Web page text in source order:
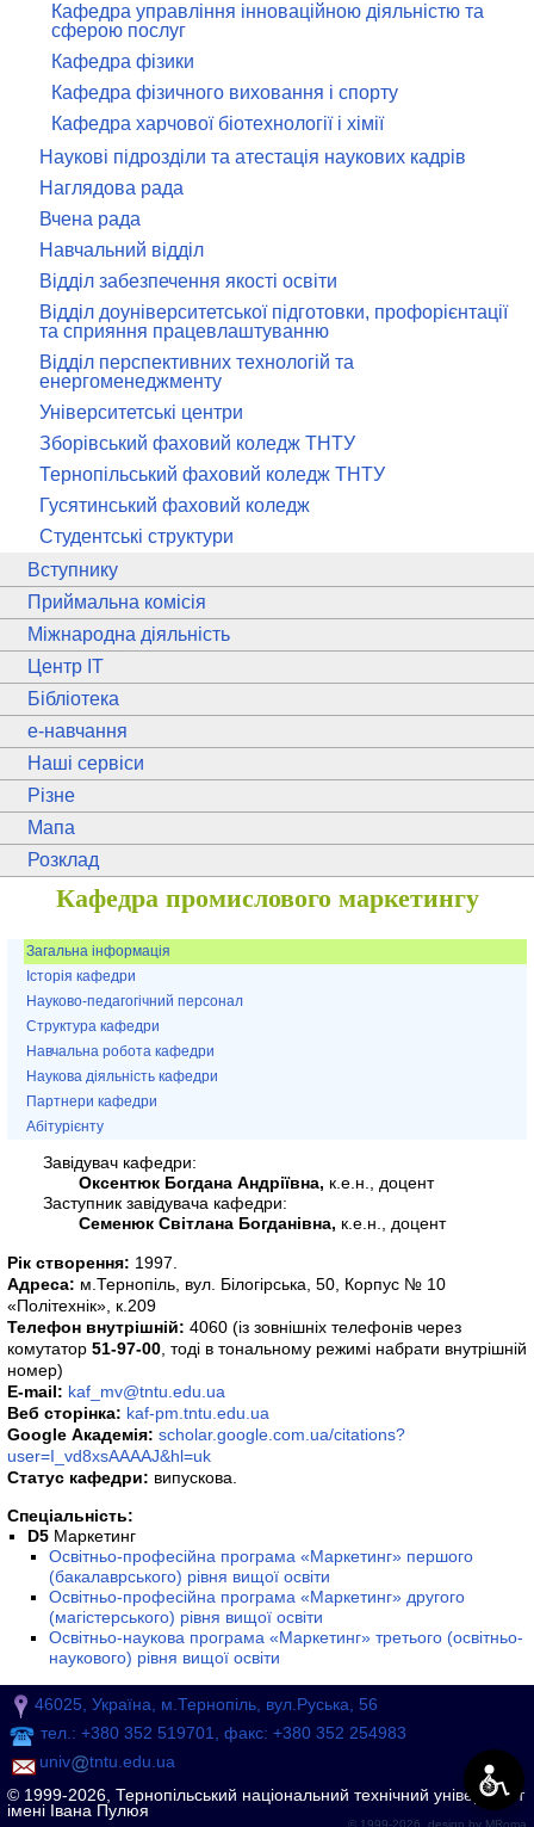
Кафедра управління інноваційною діяльністю та
сферою послуг
Кафедра фізики
Кафедра фізичного виховання і спорту
Кафедра харчової біотехнології і хімії
Наукові підрозділи та атестація наукових кадрів
Наглядова рада
Вчена рада
Навчальний відділ
Відділ забезпечення якості освіти
Відділ доуніверситетської підготовки, профорієнтації
та сприяння працевлаштуванню
Відділ перспективних технологій та
енергоменеджменту
Університетські центри
Зборівський фаховий коледж ТНТУ
Тернопільський фаховий коледж ТНТУ
Гусятинський фаховий коледж
Студентські структури
Вступнику
Приймальна комісія
Міжнародна діяльність
Центр ІТ
Бібліотека
e-навчання
Наші сервіси
Різне
Мапа
Розклад
Кафедра промислового маркетингу
Загальна інформація
Історія кафедри
Науково-педагогічний персонал
Структура кафедри
Навчальна робота кафедри
Наукова діяльність кафедри
Партнери кафедри
Абітурієнту
Завідувач кафедри:
Оксентюк Богдана Андріївна, к.е.н., доцент
Заступник завідувача кафедри:
Семенюк Світлана Богданівна, к.е.н., доцент
Рік створення: 1997.
Адреса: м.Тернопіль, вул. Білогірська, 50, Корпус № 10
«Політехнік», к.209
Телефон внутрішній: 4060 (із зовнішніх телефонів через
комутатор 51-97-00 , тоді в тональному режимі набрати внутрішній
номер)
E-mail: kaf_mv@tntu.edu.ua
Веб сторінка: kaf-pm.tntu.edu.ua
Google Академія: scholar.google.com.ua/citations?
user=I_vd8xsAAAAJ&hl=uk
Статус кафедри: випускова.
Спеціальність:
D5 Маркетинг
Освітньо-професійна програма «Маркетинг» першого
(бакалаврського) рівня вищої освіти
Освітньо-професійна програма «Маркетинг» другого
(магістерського) рівня вищої освіти
Освітньо-наукова програма «Маркетинг» третього (освітньо-
наукового) рівня вищої освіти
46025, Україна, м.Тернопіль, вул.Руська, 56
тел.: +380 352 519701, факс: +380 352 254983
univ
tntu.edu.ua
© 1999-2026, Тернопільський національний технічний університет
імені Івана Пулюя
© 1999-2026, design by MRoma